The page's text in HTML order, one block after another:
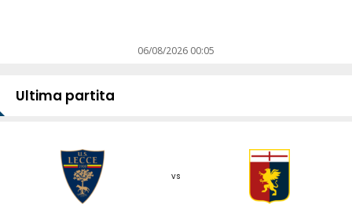
06/08/2026 00:05
Ultima partita
vs